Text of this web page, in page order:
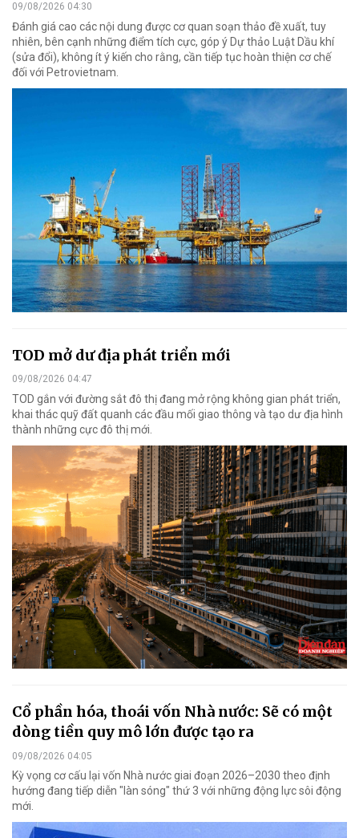
09/08/2026 04:30
Đánh giá cao các nội dung được cơ quan soạn thảo đề xuất, tuy
nhiên, bên cạnh những điểm tích cực, góp ý Dự thảo Luật Dầu khí
(sửa đổi), không ít ý kiến cho rằng, cần tiếp tục hoàn thiện cơ chế
đối với Petrovietnam.
TOD mở dư địa phát triển mới
09/08/2026 04:47
TOD gắn với đường sắt đô thị đang mở rộng không gian phát triển,
khai thác quỹ đất quanh các đầu mối giao thông và tạo dư địa hình
thành những cực đô thị mới.
Cổ phần hóa, thoái vốn Nhà nước: Sẽ có một
dòng tiền quy mô lớn được tạo ra
09/08/2026 04:05
Kỳ vọng cơ cấu lại vốn Nhà nước giai đoạn 2026–2030 theo định
hướng đang tiếp diễn "làn sóng" thứ 3 với những động lực sôi động
mới.